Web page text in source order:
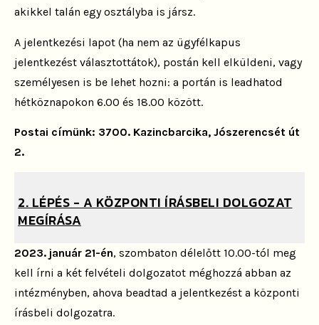
akikkel talán egy osztályba is jársz.
A jelentkezési lapot (ha nem az ügyfélkapus
jelentkezést választottátok), postán kell elküldeni, vagy
személyesen is be lehet hozni: a portán is leadhatod
hétköznapokon 6.00 és 18.00 között.
Postai címünk: 3700. Kazincbarcika, Jószerencsét út
2.
2. LÉPÉS - A KÖZPONTI ÍRÁSBELI DOLGOZAT
MEGÍRÁSA
2023. január 21-én, szombaton délelőtt 10.00-tól meg
kell írni a két felvételi dolgozatot méghozzá abban az
intézményben, ahova beadtad a jelentkezést a központi
írásbeli dolgozatra.